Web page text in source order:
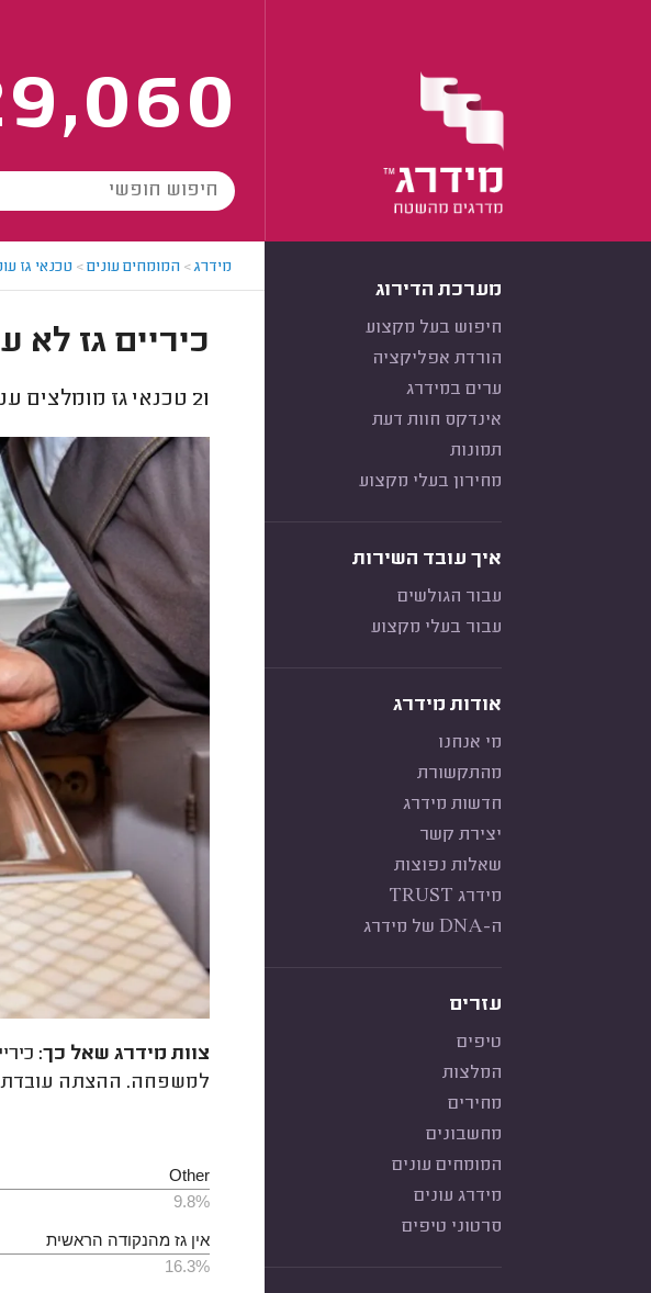
מערכת הדירוג
חיפוש בעל מקצוע
הורדת אפליקציה
ערים במידרג
אינדקס חוות דעת
תמונות
מחירון בעלי מקצוע
איך עובד השירות
עבור הגולשים
עבור בעלי מקצוע
אודות מידרג
מי אנחנו
מהתקשורת
חדשות מידרג
יצירת קשר
שאלות נפוצות
מידרג TRUST
ה-DNA של מידרג
עזרים
טיפים
המלצות
מחירים
מחשבונים
המומחים עונים
מידרג עונים
סרטוני טיפים
מידרג> המומחים עונים> טכנאי גז
כיריים גז
21 טכנאי גז מומלצים
צוות מידרג שאל כך:
למשפחה. ההצתה עובדת
Other
9.8%
אין גז מהנקודה הראשית
16.3%